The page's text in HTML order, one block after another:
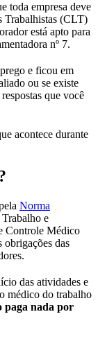
toda empresa deve
Trabalhistas (CLT)
está apto para
nº 7.
e ficou em
ou se existe
que você
acontece durante
Norma
e
Controle Médico
das
das atividades e
médico do trabalho
paga nada por